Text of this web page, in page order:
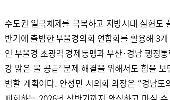
수도권 일극체제를 극복하고 지방시대 실현도
반기에 출범한 부울경의회 연합회를 활용해 3
인 부울경 초광역 경제동맹과 부산·경남 행정
강 맑은 물 공급’ 문제 해결을 위해서도 힘을
범할 계획이다. 안성민 시의회 의장은 “경남